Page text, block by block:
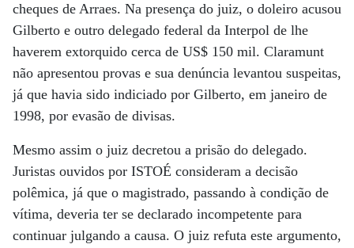
cheques de Arraes. Na presença do juiz, o doleiro acusou
Gilberto e outro delegado federal da Interpol de lhe
haverem extorquido cerca de US$ 150 mil. Claramunt
não apresentou provas e sua denúncia levantou suspeitas,
já que havia sido indiciado por Gilberto, em janeiro de
1998, por evasão de divisas.
Mesmo assim o juiz decretou a prisão do delegado.
Juristas ouvidos por ISTOÉ consideram a decisão
polêmica, já que o magistrado, passando à condição de
vítima, deveria ter se declarado incompetente para
continuar julgando a causa. O juiz refuta este argumento,